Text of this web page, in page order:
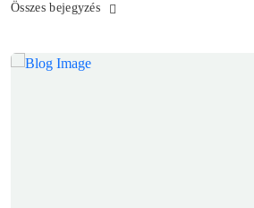
Összes bejegyzés